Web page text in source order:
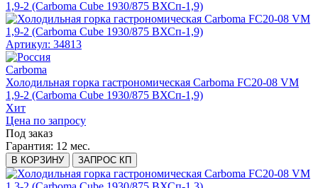
Артикул: 34813
Carboma
Холодильная горка гастрономическая Carboma FC20-08 VM
1,9-2 (Carboma Cube 1930/875 ВХСп-1,9)
Хит
Цена по запросу
Под заказ
Гарантия: 12 мес.
В КОРЗИНУ ЗАПРОС КП